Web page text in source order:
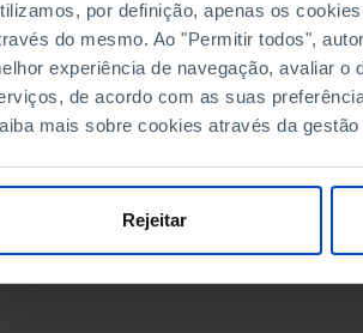
por definição, apenas os
do mesmo. Ao "Permitir todos",
experiência de navegação, avaliar
de acordo com as suas
mais sobre cookies através da
Rejeitar